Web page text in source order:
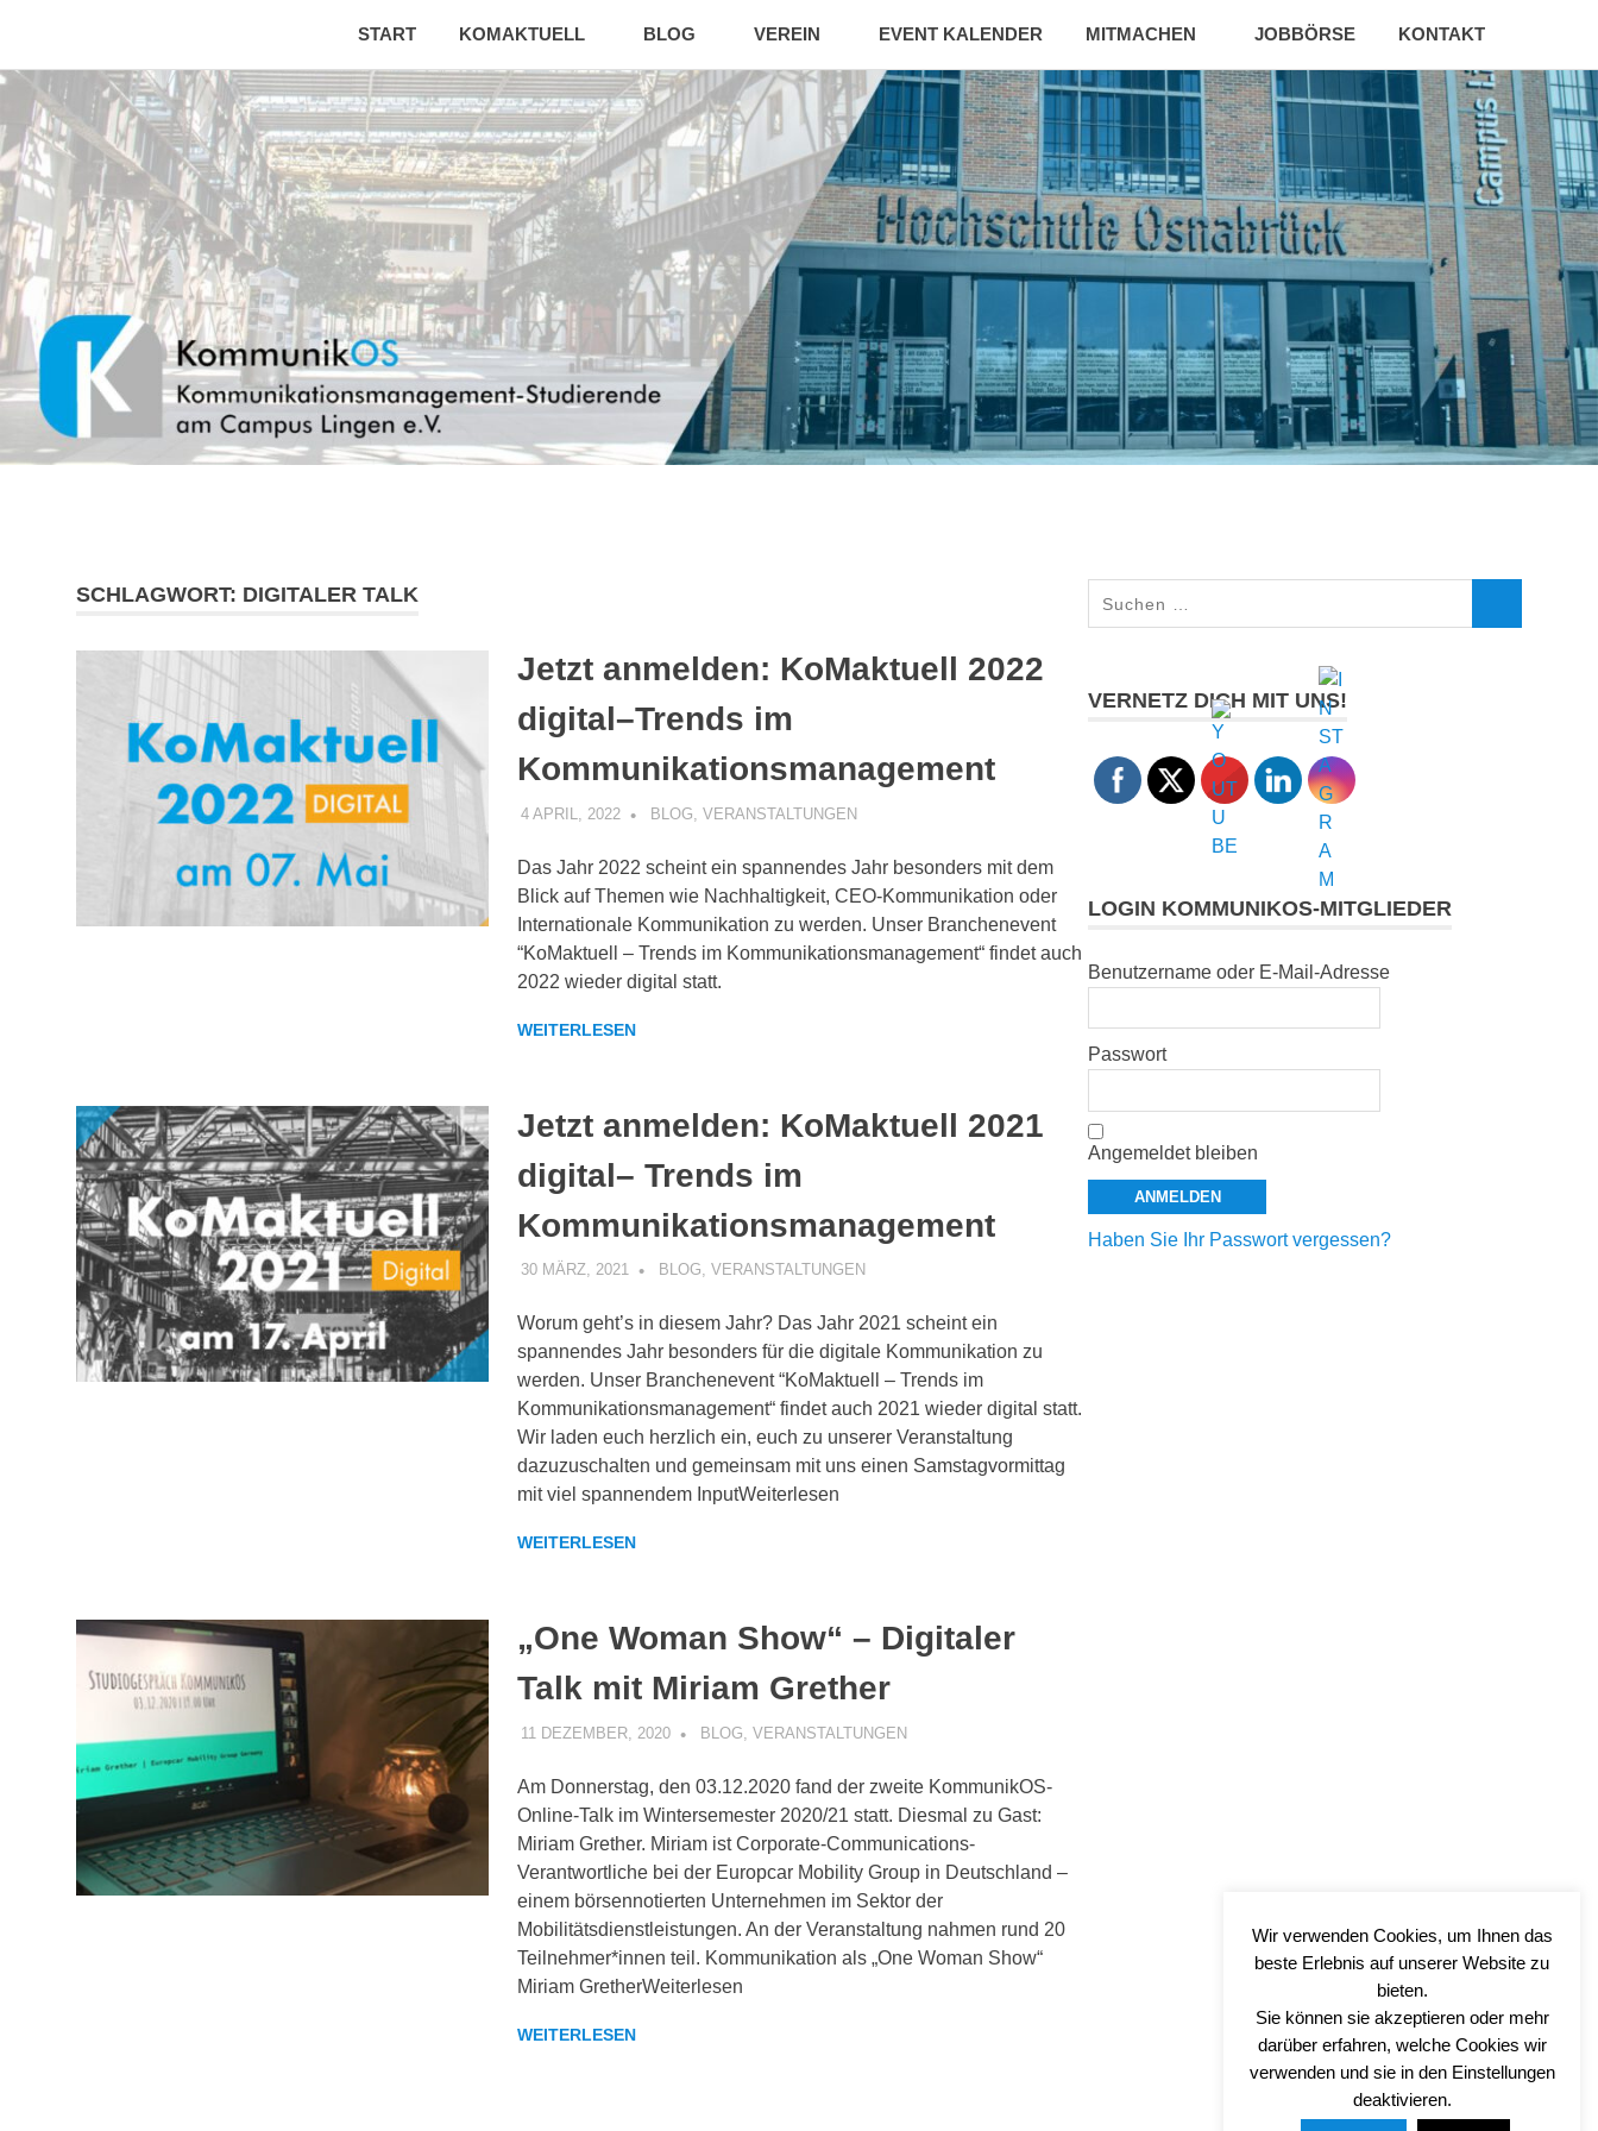
Zum
Inhalt
springen
KommunikOS
Studierende
Campus
Lingen
e.V.
START KOMAKTUELL BLOG VEREIN EVENT KALENDER MITMACHEN JOBBÖRSE KONTAKT
SCHLAGWORT: DIGITALER TALK
Jetzt anmelden: KoMaktuell 2022
digital–Trends im
Kommunikationsmanagement
4 APRIL, 2022 KOMMUNIKOS
BLOG VERANSTALTUNGEN
Das Jahr 2022 scheint ein spannendes Jahr besonders mit dem
Blick auf Themen wie Nachhaltigkeit, CEO-Kommunikation oder
Internationale Kommunikation zu werden. Unser Branchenevent
“KoMaktuell – Trends im Kommunikationsmanagement“ findet auch
2022 wieder digital statt.
WEITERLESEN
Jetzt anmelden: KoMaktuell 2021
digital– Trends im
Kommunikationsmanagement
30 MÄRZ, 2021 KOMMUNIKOS
BLOG, VERANSTALTUNGEN
Worum geht’s in diesem Jahr? Das Jahr 2021 scheint ein
spannendes Jahr besonders für die digitale Kommunikation zu
werden. Unser Branchenevent “KoMaktuell – Trends im
Kommunikationsmanagement“ findet auch 2021 wieder digital statt.
Wir laden euch herzlich ein, euch zu unserer Veranstaltung
dazuzuschalten und gemeinsam mit uns einen Samstagvormittag
mit viel spannendem InputWeiterlesen
WEITERLESEN
„One Woman Show“ – Digitaler
Talk mit Miriam Grether
11 DEZEMBER, 2020 KOMMUNIKOS
BLOG VERANSTALTUNGEN
Am Donnerstag, den 03.12.2020 fand der zweite KommunikOS-
Online-Talk im Wintersemester 2020/21 statt. Diesmal zu Gast:
Miriam Grether. Miriam ist Corporate-Communications-
Verantwortliche bei der Europcar Mobility Group in Deutschland –
einem börsennotierten Unternehmen im Sektor der
Mobilitätsdienstleistungen. An der Veranstaltung nahmen rund 20
Teilnehmer*innen teil. Kommunikation als „One Woman Show“
Miriam GretherWeiterlesen
WEITERLESEN
VERNETZ DICH MIT UNS!
LOGIN KOMMUNIKOS-MITGLIEDER
Benutzername oder E-Mail-Adresse
Passwort
Angemeldet bleiben
Haben Sie Ihr Passwort vergessen?
Wir verwenden Cookies, um Ihnen das
beste Erlebnis auf unserer Website zu
bieten.
Sie können sie akzeptieren oder mehr
darüber erfahren, welche Cookies wir
verwenden und sie in den Einstellungen
deaktivieren.